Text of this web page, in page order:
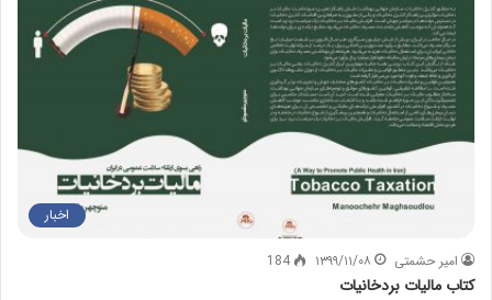
اخبار
امیر حشمتی ۱۳۹۹/۱۱/۰۸ 184
کتاب مالیات بردخانیات